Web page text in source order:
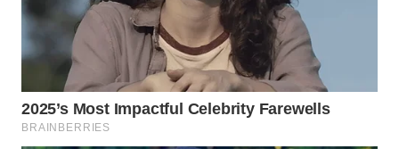
KALTIM
WN
SULSEL